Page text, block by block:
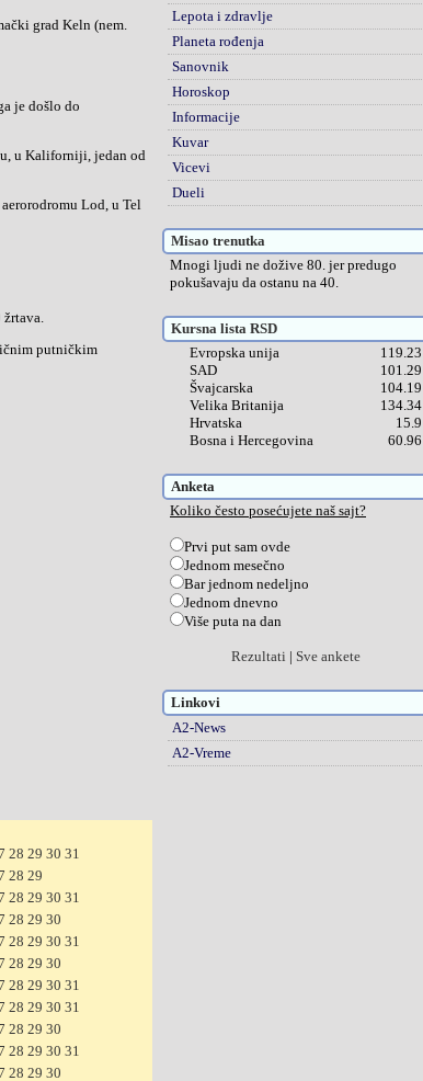
žrtava.
28 29 30 31
28 29
28 29 30 31
28 29 30
28 29 30 31
28 29 30
28 29 30 31
28 29 30 31
28 29 30
28 29 30 31
28 29 30
Lepota i zdravlje
Planeta rođenja
Sanovnik
Horoskop
Informacije
Kuvar
Vicevi
Dueli
Misao trenutka
Mnogi ljudi ne dožive 80. jer predugo
pokušavaju da ostanu na 40.
Kursna lista RSD
Evropska unija
119.23
SAD
101.29
Švajcarska
104.19
Velika Britanija
134.34
Hrvatska
15.9
Bosna i Hercegovina
60.96
Anketa
Koliko često posećujete naš sajt?
Prvi put sam ovde
Jednom mesečno
Bar jednom nedeljno
Jednom dnevno
Više puta na dan
Rezultati | Sve ankete
Linkovi
A2-News
A2-Vreme